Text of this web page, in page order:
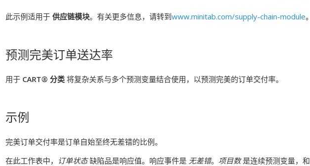
此示例适用于 供应链模块。有关更多信息，请转到www.minitab.com/supply-chain-module。
预测完美订单送达率
用于 CART® 分类 将复杂关系与多个预测变量结合使用，以预测完美的订单交付率。
示例
完美订单交付率是订单自始至终无差错的比例。
在此工作表中， 订单状态缺陷品是响应值。响应事件是 无差错。 项目数是连续预测变量，和